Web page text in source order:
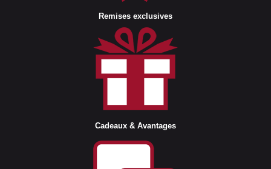
Remises exclusives
Cadeaux & Avantages